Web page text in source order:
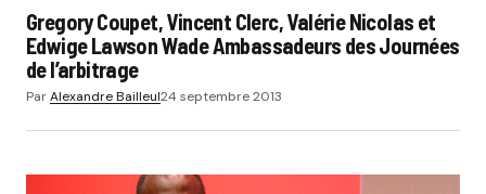
Gregory Coupet, Vincent Clerc, Valérie Nicolas et
Edwige Lawson Wade Ambassadeurs des Journées
de l’arbitrage
ParAlexandre Bailleul24 septembre 2013